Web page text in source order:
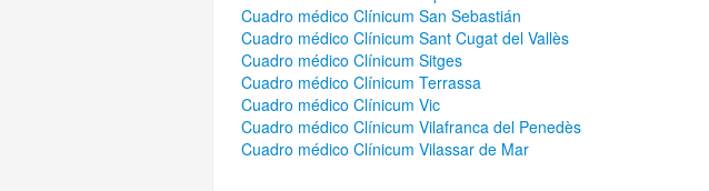
Cuadro médico Clínicum San Sebastián
Cuadro médico Clínicum Sant Cugat del Vallès
Cuadro médico Clínicum Sitges
Cuadro médico Clínicum Terrassa
Cuadro médico Clínicum Vic
Cuadro médico Clínicum Vilafranca del Penedès
Cuadro médico Clínicum Vilassar de Mar